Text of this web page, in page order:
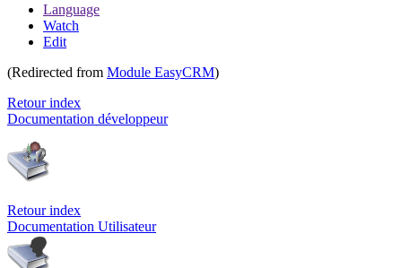
Language
Watch
Edit
(Redirected from Module EasyCRM)
Retour index
Documentation développeur
Retour index
Documentation Utilisateur